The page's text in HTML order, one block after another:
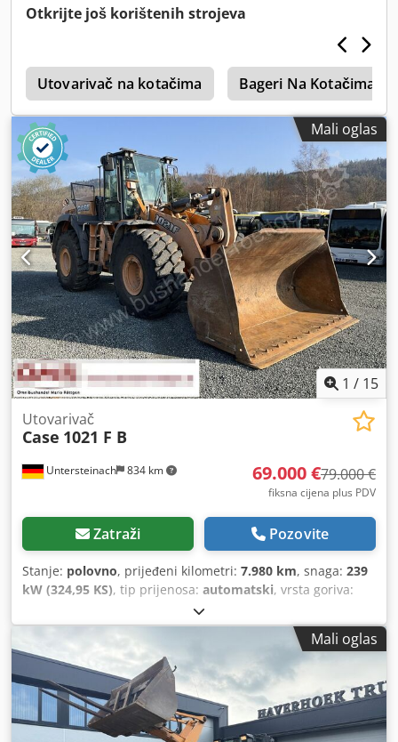
Otkrijte još korištenih strojeva
Utovarivač na kotačima Bageri Na Kotačima
Mali oglas
1 / 15
Untersteinach 834 km
Utovarivač
Case 1021 F B
69.000 €79.000 €
fiksna cijena plus PDV
Zatraži Pozovite
Stanje: polovno, prijeđeni kilometri: 7.980 km, snaga: 239
kW (324,95 KS), tip prijenosa: automatski, vrsta goriva:
, prva registracija:
izgradnje:2013, Oprema:klima-uređaj,
Mali oglas